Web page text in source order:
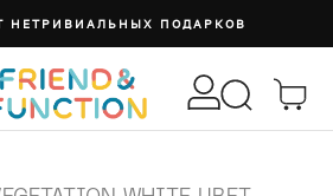
НЕТРИВИАЛЬНЫХ ПОДАРКОВ